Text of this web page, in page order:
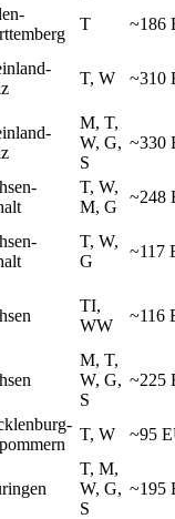
T ~186
T, W ~310
M, T,
W, G,
S
~330
T, W,
M, G
~248
T, W,
G
~117
TI,
WW
~116
M, T,
W, G,
S
~225
T, W ~95
T, M,
W, G,
S
~195